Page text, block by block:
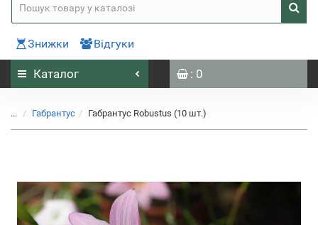
Знижки Відгуки
Каталог : 0
... Габрантус Габрантус Robustus (10 шт.)